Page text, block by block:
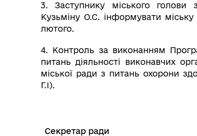
3. Заступнику міського голови
Кузьміну О.С. інформувати
лютого.
4. Контроль за виконанням
питань діяльності виконавчих
міської ради з питань охорони
Г.І).
Секретар ради